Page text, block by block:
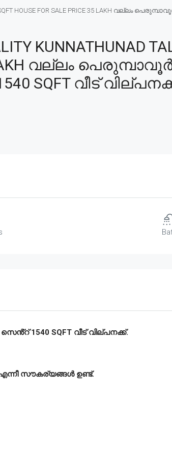
SQFT HOUSE FOR SALE PRICE 35 LAKH വല്ലം
KUNNATHUNAD
LAKH വല്ലം
വീട്
1540 SQFT വീട് വില്പനക്ക്.
സൗകര്യങ്ങൾ ഉണ്ട്.